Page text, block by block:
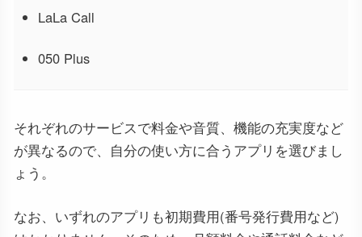
LaLa Call
050 Plus
それぞれのサービスで料金や音質、機能の充実度など
が異なるので、自分の使い方に合うアプリを選びまし
ょう。
なお、いずれのアプリも初期費用(番号発行費用など)